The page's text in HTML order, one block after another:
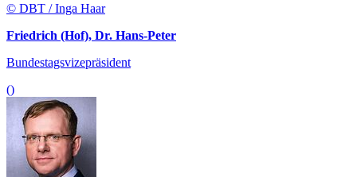
© DBT / Inga Haar
Friedrich (Hof), Dr. Hans-Peter
Bundestagsvizepräsident
()